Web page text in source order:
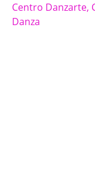
Centro Danzarte,
Danza